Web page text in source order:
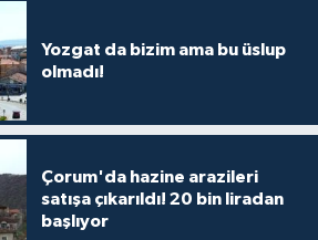
Yozgat da bizim ama bu üslup
olmadı!
Çorum'da hazine arazileri
satışa çıkarıldı! 20 bin liradan
başlıyor